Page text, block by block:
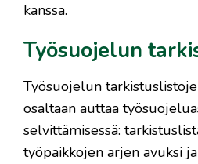
kanssa.
Työsuojelun
Työsuojelun
osaltaan auttaa
selvittämisessä:
työpaikkojen arjen avuksi